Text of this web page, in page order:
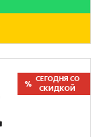
СЕГОДНЯ СО
СКИДКОЙ